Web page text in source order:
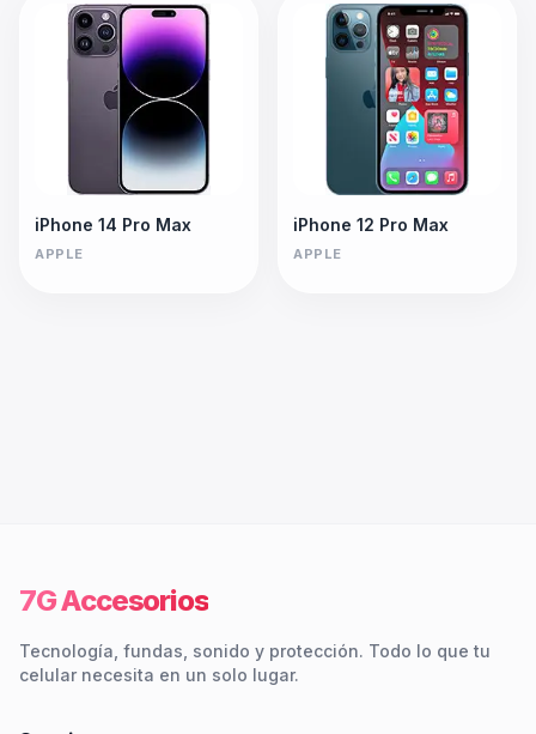
iPhone 14 Pro Max
APPLE
iPhone 12 Pro Max
APPLE
7G Accesorios
Tecnología, fundas, sonido y protección. Todo lo que tu
celular necesita en un solo lugar.